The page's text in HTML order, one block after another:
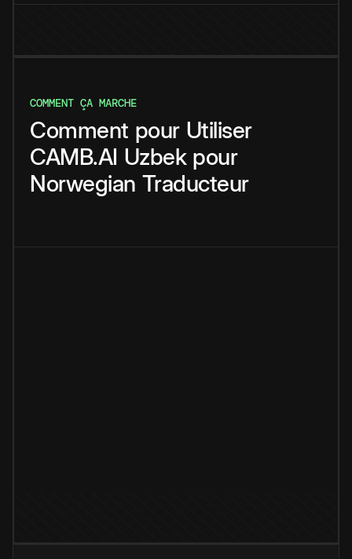
COMMENT ÇA MARCHE
Comment pour Utiliser
CAMB.AI Uzbek pour
Norwegian Traducteur